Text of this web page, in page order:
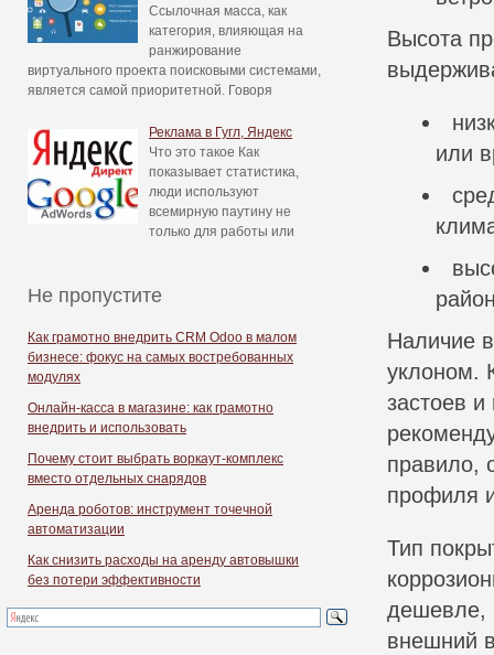
Ссылочная масса, как
категория, влияющая на
ранжирование
виртуального проекта поисковыми системами,
является самой приоритетной. Говоря
Реклама в Гугл, Яндекс
Что это такое Как
показывает статистика,
люди используют
всемирную паутину не
только для работы или
Не пропустите
Как грамотно внедрить CRM Odoo в малом
бизнесе: фокус на самых востребованных
модулях
Онлайн-касса в магазине: как грамотно
внедрить и использовать
Почему стоит выбрать воркаут-комплекс
вместо отдельных снарядов
Аренда роботов: инструмент точечной
автоматизации
Как снизить расходы на аренду автовышки
без потери эффективности
Высота
или
Наличие
уклоном.
застоев
правило,
профиля
Тип
дешевле,
внешний